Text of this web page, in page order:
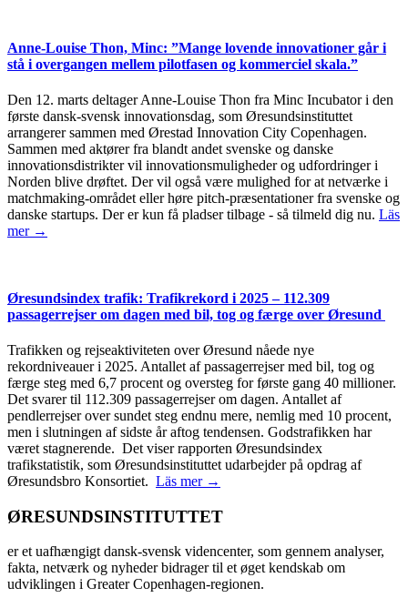
Anne-Louise Thon, Minc: ”Mange lovende innovationer går i
stå i overgangen mellem pilotfasen og kommerciel skala.”
Den 12. marts deltager Anne-Louise Thon fra Minc Incubator i den
første dansk-svensk innovationsdag, som Øresundsinstituttet
arrangerer sammen med Ørestad Innovation City Copenhagen.
Sammen med aktører fra blandt andet svenske og danske
innovationsdistrikter vil innovationsmuligheder og udfordringer i
Norden blive drøftet. Der vil også være mulighed for at netværke i
matchmaking-området eller høre pitch-præsentationer fra svenske og
danske startups. Der er kun få pladser tilbage - så tilmeld dig nu. Läs
mer →
Øresundsindex trafik: Trafikrekord i 2025 – 112.309
passagerrejser om dagen med bil, tog og færge over Øresund
Trafikken og rejseaktiviteten over Øresund nåede nye
rekordniveauer i 2025. Antallet af passagerrejser med bil, tog og
færge steg med 6,7 procent og oversteg for første gang 40 millioner.
Det svarer til 112.309 passagerrejser om dagen. Antallet af
pendlerrejser over sundet steg endnu mere, nemlig med 10 procent,
men i slutningen af sidste år aftog tendensen. Godstrafikken har
været stagnerende. Det viser rapporten Øresundsindex
trafikstatistik, som Øresundsinstituttet udarbejder på opdrag af
Øresundsbro Konsortiet. Läs mer →
ØRESUNDSINSTITUTTET
er et uafhængigt dansk-svensk videncenter, som gennem analyser,
fakta, netværk og nyheder bidrager til et øget kendskab om
udviklingen i Greater Copenhagen-regionen.